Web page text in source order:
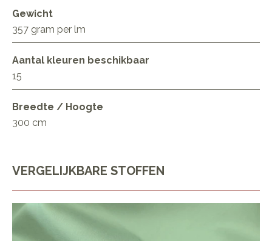
Gewicht
357 gram per lm
Aantal kleuren beschikbaar
15
Breedte / Hoogte
300 cm
VERGELIJKBARE STOFFEN